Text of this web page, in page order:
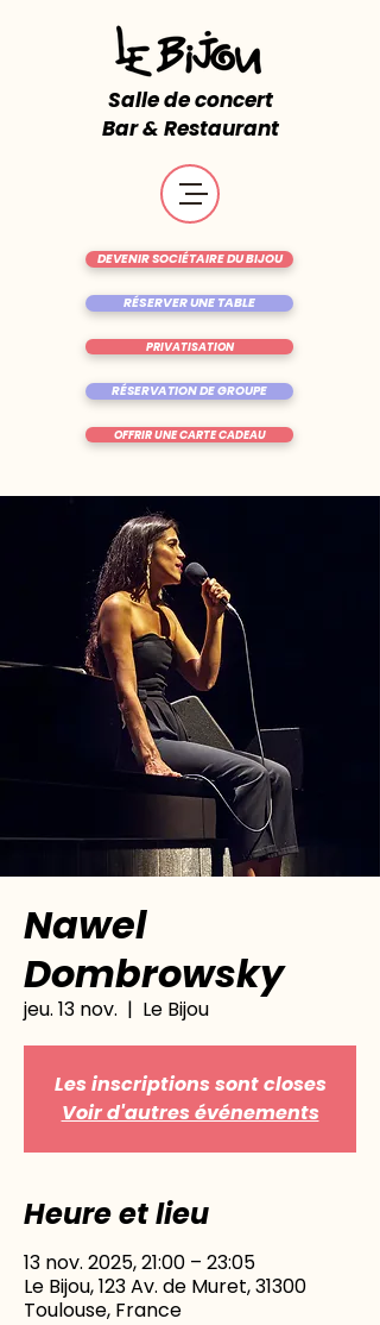
Salle de concert
Bar & Restaurant
RÉSERVER UNE TABLE
OFFRIR UNE CARTE CADEAU
DEVENIR SOCIÉTAIRE DU BIJOU
RÉSERVATION DE GROUPE
PRIVATISATION
Nawel
Dombrowsky
jeu. 13 nov.
  |
Le Bijou
Les inscriptions sont closes
Voir d'autres événements
Heure et lieu
13 nov. 2025, 21:00 – 23:05
Le Bijou, 123 Av. de Muret, 31300
Toulouse, France